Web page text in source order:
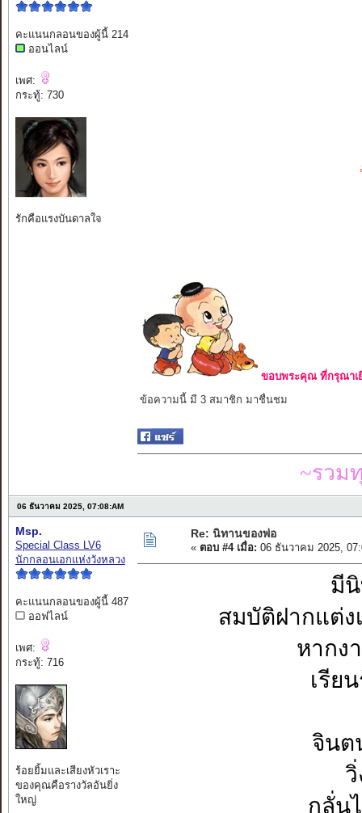
คะแนนกลอนของผู้นี้ 214
ออนไลน์
เพศ:
กระทู้: 730
รักคือแรงบันดาลใจ
ขอบพระคุณ ที่กรุณาเ
ข้อความนี้ มี 3 สมาชิก มาชื่นชม
~รวม
06 ธันวาคม 2025, 07:08:AM
Msp.
Special Class LV6
นักกลอนเอกแห่งวังหลวง
คะแนนกลอนของผู้นี้ 487
ออฟไลน์
เพศ:
กระทู้: 716
ร้อยยิ้มและเสียงหัวเราะ
ของคุณคือรางวัลอันยิ่ง
ใหญ่
Re: นิทานของพ่อ
« ตอบ #4 เมื่อ: 06 ธันวาคม 2025,
มี
สมบัติฝากแต่ง
หากง
เรีย
จินต
กลั่น